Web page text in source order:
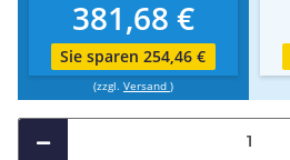
381,68 €
Sie sparen 254,46 €
(zzgl. Versand )